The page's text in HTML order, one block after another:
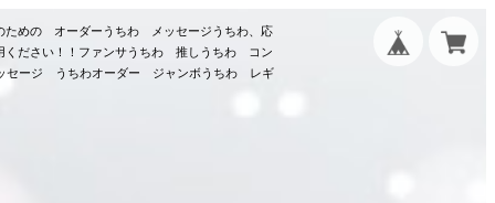
めの オーダーうちわ メッセージうちわ、応
ください！！ファンサうちわ 推しうちわ コン
セージ うちわオーダー ジャンボうちわ レギ